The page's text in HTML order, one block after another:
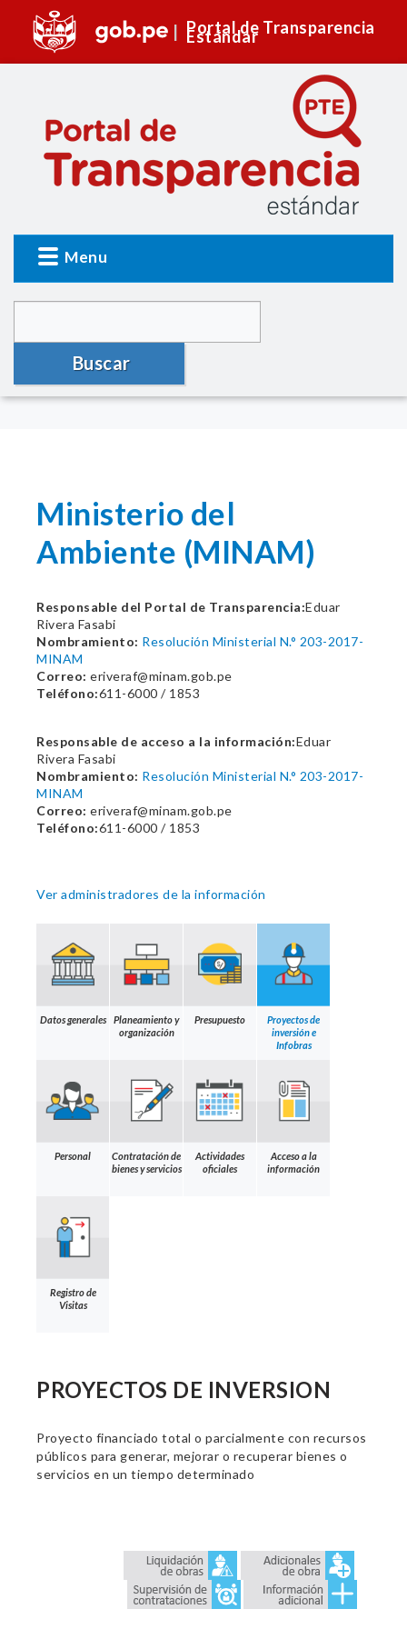
Portal de Transparencia
Estándar
Menu
Buscar
Ministerio del
Ambiente (MINAM)
Responsable del Portal de Transparencia:Eduar
Rivera Fasabi
Nombramiento: Resolución Ministerial N.° 203-2017-
MINAM
Correo: eriveraf@minam.gob.pe
Teléfono:611-6000 / 1853
Responsable de acceso a la información:Eduar
Rivera Fasabi
Nombramiento: Resolución Ministerial N.° 203-2017-
MINAM
Correo: eriveraf@minam.gob.pe
Teléfono:611-6000 / 1853
Ver administradores de la información
Datos generales
Planeamiento y
organización
Presupuesto
Proyectos de
inversión e
Infobras
Personal
Contratación de
bienes y servicios
Actividades
oficiales
Acceso a la
información
Registro de
Visitas
PROYECTOS DE INVERSION
Proyecto financiado total o parcialmente con recursos
públicos para generar, mejorar o recuperar bienes o
servicios en un tiempo determinado